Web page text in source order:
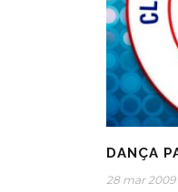
DANÇA
28 mar 2009